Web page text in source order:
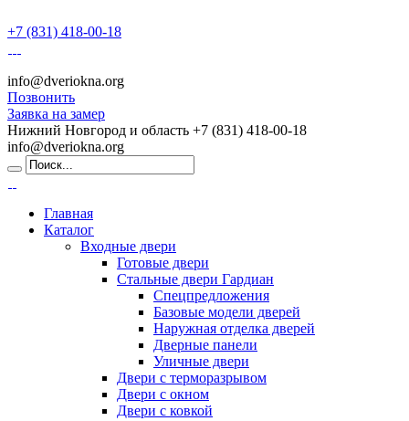
+7 (831) 418-00-18
info@dveriokna.org
Позвонить
Заявка на замер
Нижний Новгород и область +7 (831) 418-00-18
info@dveriokna.org
Главная
Каталог
Входные двери
Готовые двери
Стальные двери Гардиан
Спецпредложения
Базовые модели дверей
Наружная отделка дверей
Дверные панели
Уличные двери
Двери с терморазрывом
Двери с окном
Двери с ковкой